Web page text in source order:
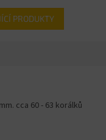
PRODUKTY
cca 60 - 63 korálků